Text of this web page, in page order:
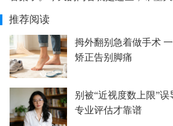
推荐阅读
拇外翻别急着做手术
矫正告别脚痛
别被“近视度数上限”
专业评估才靠谱